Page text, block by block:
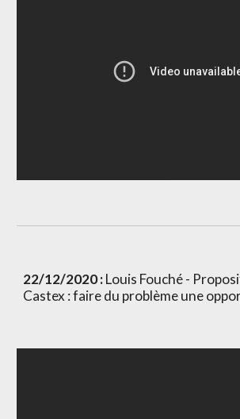
22/12/2020 : Louis Fouché -
Castex : faire du problème une